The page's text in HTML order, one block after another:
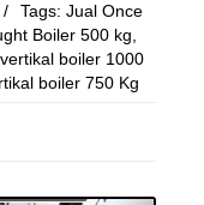
/ Tags: Jual Once
Boiler 500 kg
boiler 1000
boiler 750 Kg